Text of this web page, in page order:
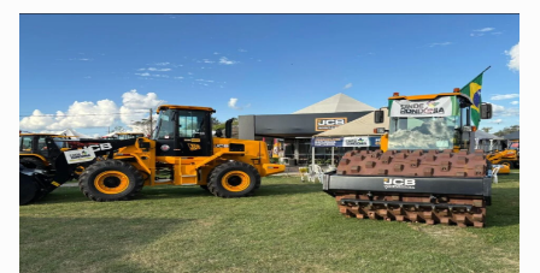
não ter entrado no modo eleição; ABAV faz evento em